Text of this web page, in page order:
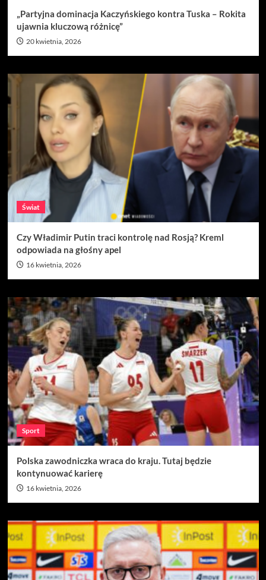
„Partyjna dominacja Kaczyńskiego kontra Tuska – Rokita
ujawnia kluczową różnicę”
20 kwietnia, 2026
Świat
Czy Władimir Putin traci kontrolę nad Rosją? Kreml
odpowiada na głośny apel
16 kwietnia, 2026
Sport
Polska zawodniczka wraca do kraju. Tutaj będzie
kontynuować karierę
16 kwietnia, 2026